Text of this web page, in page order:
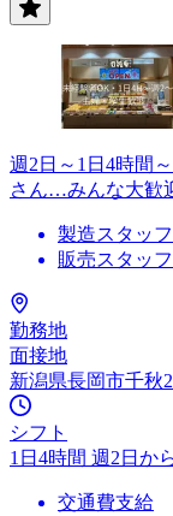
週2日～1日4時間
さん…みんな大歓
製造スタッフ
販売スタッフ
勤務地
面接地
新潟県長岡市千秋
シフト
1日4時間 週2日か
交通費支給